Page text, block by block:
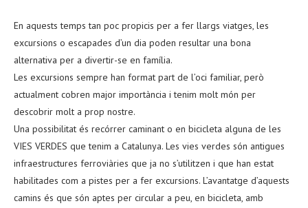
En aquests temps tan poc propicis per a fer llargs viatges, les
excursions o escapades d’un dia poden resultar una bona
alternativa per a divertir-se en família.
Les excursions sempre han format part de l’oci familiar, però
actualment cobren major importància i tenim molt món per
descobrir molt a prop nostre.
Una possibilitat és recórrer caminant o en bicicleta alguna de les
VIES VERDES que tenim a Catalunya. Les vies verdes són antigues
infraestructures ferroviàries que ja no s’utilitzen i que han estat
habilitades com a pistes per a fer excursions. L’avantatge d’aquests
camins és que són aptes per circular a peu, en bicicleta, amb